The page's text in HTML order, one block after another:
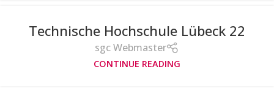
Technische Hochschule Lübeck 22
sgc Webmaster
CONTINUE READING